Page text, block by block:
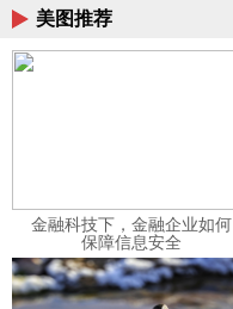
美图推荐
金融科技下，金融企业如何
保障信息安全